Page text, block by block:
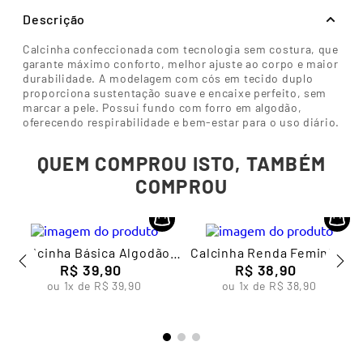
Descrição
Calcinha confeccionada com tecnologia sem costura, que
garante máximo conforto, melhor ajuste ao corpo e maior
durabilidade. A modelagem com cós em tecido duplo
proporciona sustentação suave e encaixe perfeito, sem
marcar a pele. Possui fundo com forro em algodão,
oferecendo respirabilidade e bem-estar para o uso diário.
QUEM COMPROU ISTO, TAMBÉM
COMPROU
Calcinha Básica Algodão
Feminina Lupo
R$ 39,90
ou 1x de R$ 39,90
Calcinha Renda Feminina
Lupo
R$ 38,90
ou 1x de R$ 38,90